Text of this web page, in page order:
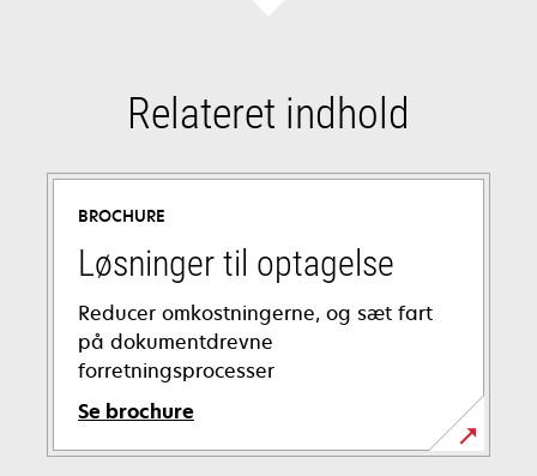
Relateret indhold
BROCHURE
Løsninger til optagelse
Reducer omkostningerne, og sæt fart
på dokumentdrevne
forretningsprocesser
Se brochure